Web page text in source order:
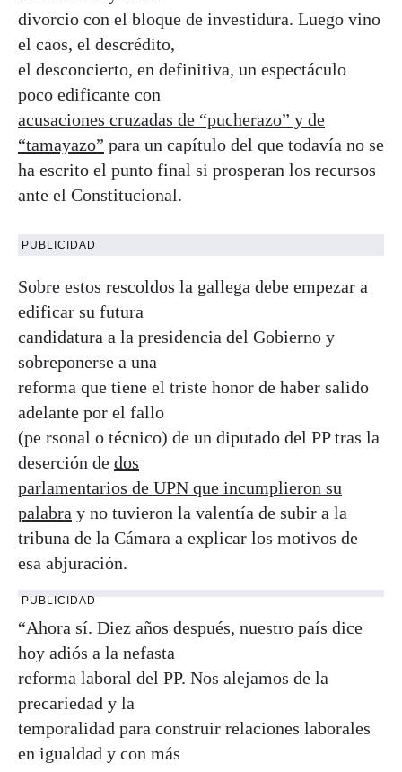
divorcio con el bloque de investidura. Luego vino
el caos, el descrédito,
el desconcierto, en definitiva, un espectáculo
poco edificante con
acusaciones cruzadas de “pucherazo” y de
“tamayazo” para un capítulo del que todavía no se
ha escrito el punto final si prosperan los recursos
ante el Constitucional.
PUBLICIDAD
Sobre estos rescoldos la gallega debe empezar a
edificar su futura
candidatura a la presidencia del Gobierno y
sobreponerse a una
reforma que tiene el triste honor de haber salido
adelante por el fallo
(pe rsonal o técnico) de un diputado del PP tras la
deserción de dos
parlamentarios de UPN que incumplieron su
palabra y no tuvieron la valentía de subir a la
tribuna de la Cámara a explicar los motivos de
esa abjuración.
PUBLICIDAD
“Ahora sí. Diez años después, nuestro país dice
hoy adiós a la nefasta
reforma laboral del PP. Nos alejamos de la
precariedad y la
temporalidad para construir relaciones laborales
en igualdad y con más